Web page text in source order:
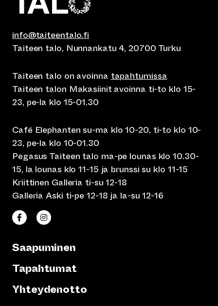
info@taiteentalo.fi
Taiteen talo, Nunnankatu 4, 20700 Turku
Taiteen talo on avoinna tapahtumissa
Taiteen talon Makasiinit avoinna ti-to klo 15-
23, pe-la klo 15-01.30
Café Elephanten su-ma klo 10-20, ti-to klo 10-
23, pe-la klo 10-01.30
Pegasus Taiteen talo ma-pe lounas klo 10.30-
15, la lounas klo 11-15 ja brunssi su klo 11-15
Kriittinen Galleria ti-su 12-18
Galleria Aski ti-pe 12-18 ja la-su 12-16
Taiteen talo Facebookissa
(siirtyy toiseen verkkopalveluun)
Taiteen talo Instagramissa
(siirtyy toiseen verkkopalveluun)
Saapuminen
Tapahtumat
Yhteydenotto